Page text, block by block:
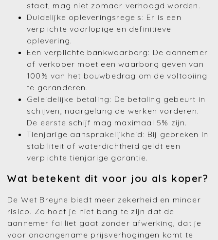
staat, mag niet zomaar verhoogd worden.
Duidelijke opleveringsregels: Er is een
verplichte voorlopige en definitieve
oplevering.
Een verplichte bankwaarborg: De aannemer
of verkoper moet een waarborg geven van
100% van het bouwbedrag om de voltooiing
te garanderen.
Geleidelijke betaling: De betaling gebeurt in
schijven, naargelang de werken vorderen.
De eerste schijf mag maximaal 5% zijn.
Tienjarige aansprakelijkheid: Bij gebreken in
stabiliteit of waterdichtheid geldt een
verplichte tienjarige garantie.
Wat betekent dit voor jou als koper?
De Wet Breyne biedt meer zekerheid en minder
risico. Zo hoef je niet bang te zijn dat de
aannemer failliet gaat zonder afwerking, dat je
voor onaangename prijsverhogingen komt te